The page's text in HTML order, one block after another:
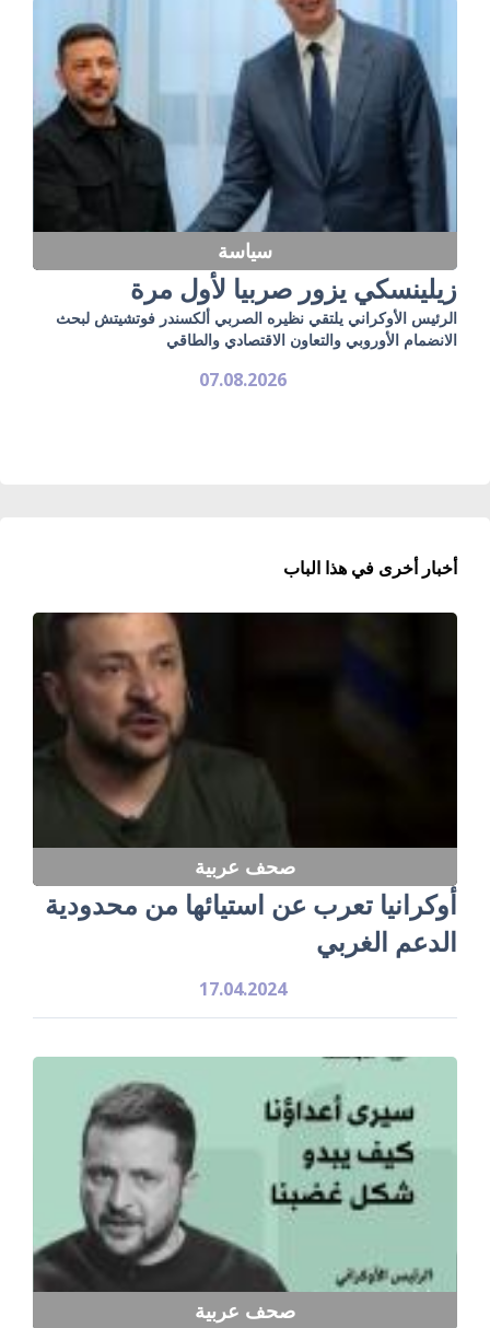
سياسة
زيلينسكي يزور صربيا لأول مرة
الرئيس الأوكراني يلتقي نظيره الصربي ألكسندر فوتشيتش لبحث
الانضمام الأوروبي والتعاون الاقتصادي والطاقي
07.08.2026
أخبار أخرى في هذا الباب
صحف عربية
أوكرانيا تعرب عن استيائها من محدودية
الدعم الغربي
17.04.2024
صحف عربية